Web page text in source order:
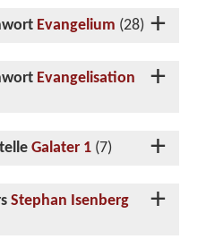
Evangelium (28)
Evangelisation
Galater 1 (7)
Stephan Isenberg